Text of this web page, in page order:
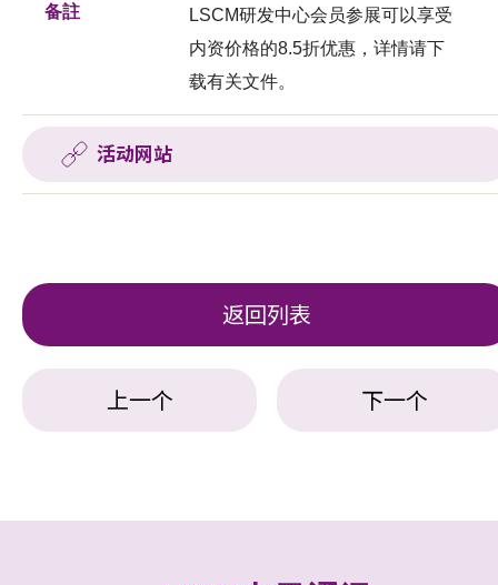
备註
LSCM研发中心会员参展可以享受
内资价格的8.5折优惠，详情请下
载有关文件。
活动网站
返回列表
上一个 下一个